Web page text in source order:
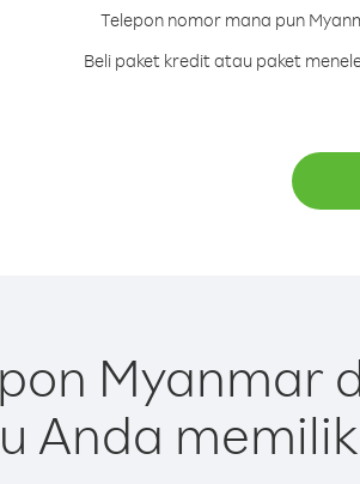
Telepon nomor mana pun
Beli paket kredit atau paket
Myanmar
Anda